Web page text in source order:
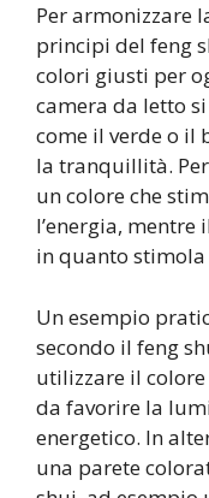
Per armonizzare
principi del feng
colori giusti per
camera da letto
come il verde o il
la tranquillità.
un colore che
l’energia,
in quanto stimola
Un esempio
secondo il feng
utilizzare il
da favorire la
energetico. In
una parete